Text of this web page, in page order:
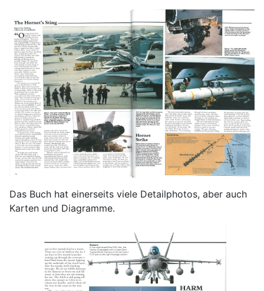
Das Buch hat einerseits viele Detailphotos, aber auch
Karten und Diagramme.